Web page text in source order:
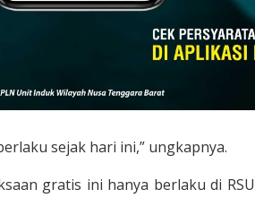
sejak hari ini,” ungkapnya.
gratis ini hanya berlaku di